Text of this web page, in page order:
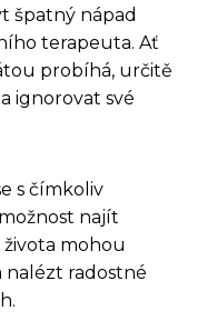
špatný nápad
terapeuta. Ať
probíhá, určitě
ignorovat své
s čímkoliv
najít
mohou
nalézt radostné